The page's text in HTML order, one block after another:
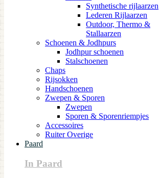
Synthetische rijlaarzen
Lederen Rijlaarzen
Outdoor, Thermo &
Stallaarzen
Schoenen & Jodhpurs
Jodhpur schoenen
Stalschoenen
Chaps
Rijsokken
Handschoenen
Zwepen & Sporen
Zwepen
Sporen & Sporenriempjes
Accessoires
Ruiter Overige
Paard
In Paard